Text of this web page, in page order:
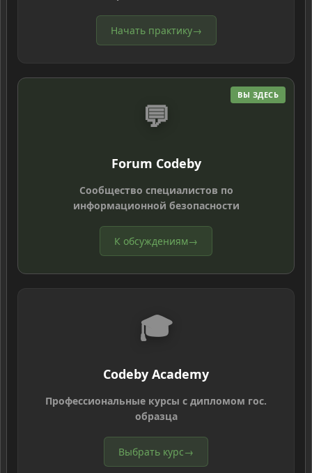
Начать практику→
ВЫ ЗДЕСЬ
💬
Forum Codeby
Сообщество специалистов по
информационной безопасности
К обсуждениям→
🎓
Codeby Academy
Профессиональные курсы с дипломом гос.
образца
Выбрать курс→